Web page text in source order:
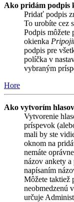
Ako pridám podpis
Pridať podpis
To urobíte cez
Podpis môžete
okienka
podpis pre
políčka v
vybraným
Hore
Ako vytvorím
Vytvorenie
príspevok
mali by ste
oknom na
nemáte
názov ankety a
napísaním
Môžete taktiež
neobmedzenú
určuje